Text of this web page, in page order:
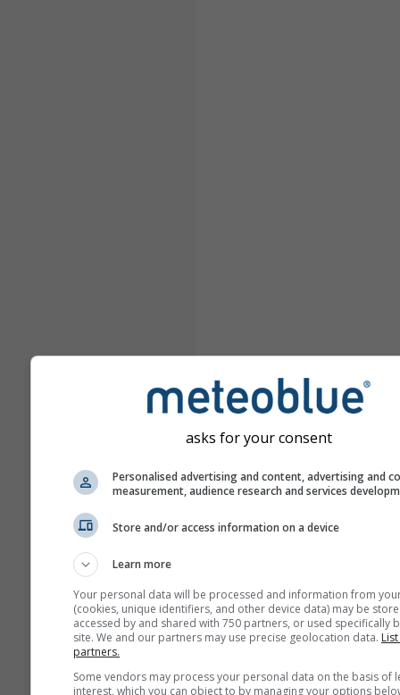
asks for your consent
Personalised advertising and content, advertising and
measurement, audience research and services
Store and/or access information on a device
Learn more
Your personal data will be processed and information from
(cookies, unique identifiers, and other device data) may be
accessed by and shared with 750 partners, or used specifically
site. We and our partners may use precise geolocation data.
partners.
Some vendors may process your personal data on the basis of
interest, which you can object to by managing your options